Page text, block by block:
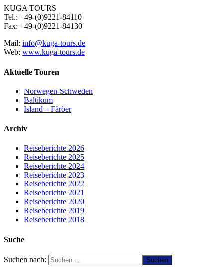
KUGA TOURS
Tel.: +49-(0)9221-84110
Fax: +49-(0)9221-84130
Mail: info@kuga-tours.de
Web: www.kuga-tours.de
Aktuelle Touren
Norwegen-Schweden
Baltikum
Island – Färöer
Archiv
Reiseberichte 2026
Reiseberichte 2025
Reiseberichte 2024
Reiseberichte 2023
Reiseberichte 2022
Reiseberichte 2021
Reiseberichte 2020
Reiseberichte 2019
Reiseberichte 2018
Suche
Suchen nach: